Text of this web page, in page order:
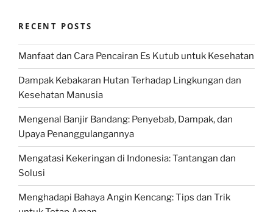
RECENT POSTS
Manfaat dan Cara Pencairan Es Kutub untuk Kesehatan
Dampak Kebakaran Hutan Terhadap Lingkungan dan
Kesehatan Manusia
Mengenal Banjir Bandang: Penyebab, Dampak, dan
Upaya Penanggulangannya
Mengatasi Kekeringan di Indonesia: Tantangan dan
Solusi
Menghadapi Bahaya Angin Kencang: Tips dan Trik